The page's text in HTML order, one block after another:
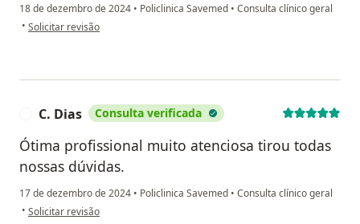
18 de dezembro de 2024 • Policlinica Savemed • Consulta clínico geral
• na opinião do utilizador Sidnei
Solicitar revisão
C. Dias Consulta verificada
Ótima profissional muito atenciosa tirou todas
nossas dúvidas.
17 de dezembro de 2024 • Policlinica Savemed • Consulta clínico geral
• na opinião do utilizador C. Dias
Solicitar revisão